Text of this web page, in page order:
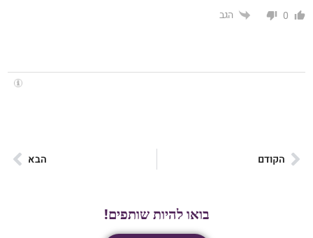
0 הגב
הקודם הבא
בואו להיות שותפים!